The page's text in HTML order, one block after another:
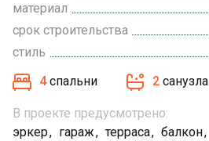
материал
срок строительства
стиль
4 спальни 2 санузла
В проекте предусмотрено:
эркер
гараж терраса балкон